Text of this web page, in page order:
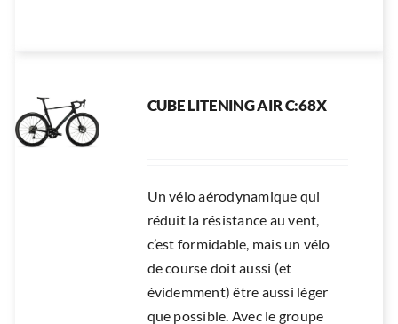
CUBE LITENING AIR C:68X
Un vélo aérodynamique qui
réduit la résistance au vent,
c’est formidable, mais un vélo
de course doit aussi (et
évidemment) être aussi léger
que possible. Avec le groupe